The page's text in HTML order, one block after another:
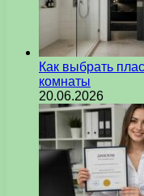
Как выбрать
комнаты
20.06.2026